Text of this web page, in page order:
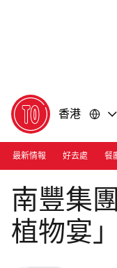
香港
最新情報 好去處 餐
Photograph: Cara
南豐集
植物宴